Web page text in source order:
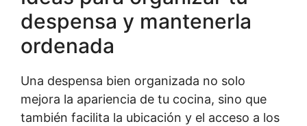
despensa y mantenerla
ordenada
Una despensa bien organizada no solo
mejora la apariencia de tu cocina, sino que
también facilita la ubicación y el acceso a los